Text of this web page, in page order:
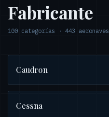
Fabricante
100 categorías · 443 aeronaves
Caudron
Cessna